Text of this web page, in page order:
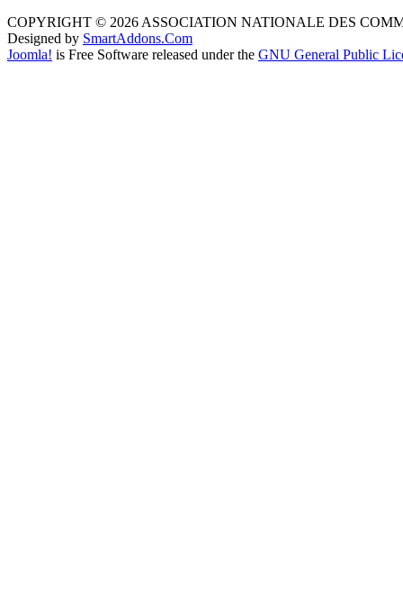
COPYRIGHT © 2026 ASSOCIATION NATIONALE DES
Designed by SmartAddons.Com
Joomla! is Free Software released under the GNU General Public